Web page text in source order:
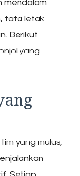
mendalam
tata letak
Berikut
yang
yang mulus,